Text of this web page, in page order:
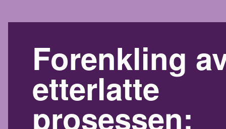
Forenkling
etterlatte
prosessen: